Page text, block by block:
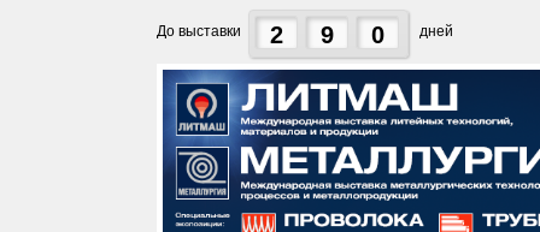
До выставки 2 9 0 дней